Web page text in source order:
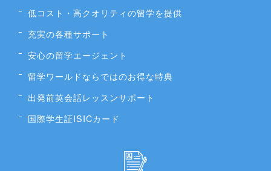
低コスト・高クオリティの留学を提供
充実の各種サポート
安心の留学エージェント
留学ワールドならではのお得な特典
出発前英会話レッスンサポート
国際学生証ISICカード